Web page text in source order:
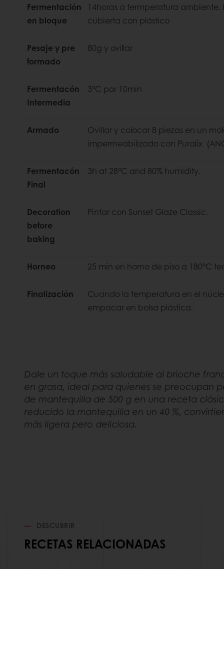
Fermentación
en bloque
14horas a termperatura
cubierta con plástico
Pesaje y pre
formado
80g y ovillar
Fermentacón
Intermedia
3°C por 10min
Armado
Ovillar y colocar 8 piezas en un
impermeabilizado con Puralix
Fermentacón
Final
3h at 28°C and 80% humidity.
Decoration
before
baking
Pintar con Sunset Glaze Classic.
Horneo 25 min en horno de piso a 180°C
Finalización
Cuando la temperatura en el
empacar en bolsa plástica.
Dale un toque más saludable al brioche
en grasa, ideal para quienes se preocupan
de mantequilla de 500 g en una receta
reducido la mantequilla en un 40 %,
más ligera pero deliciosa.
DESCUBRIR
RECETAS RELACIONADAS